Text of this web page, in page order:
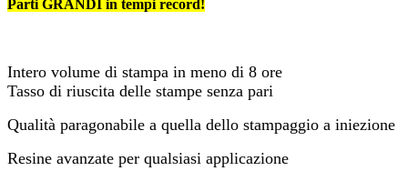
Parti GRANDI in tempi record!
Intero volume di stampa in meno di 8 ore
Tasso di riuscita delle stampe senza pari
Qualità paragonabile a quella dello stampaggio a iniezione
Resine avanzate per qualsiasi applicazione​